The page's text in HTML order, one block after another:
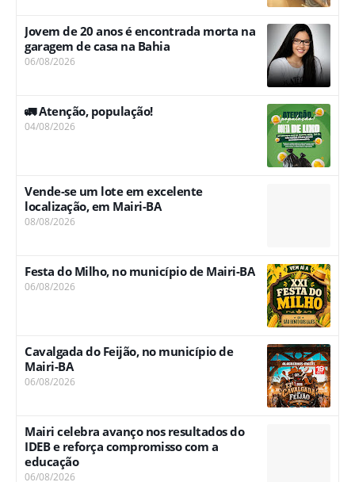
Jovem de 20 anos é encontrada morta na
garagem de casa na Bahia
06/08/2026
🚛 Atenção, população!
04/08/2026
Vende-se um lote em excelente
localização, em Mairi-BA
08/08/2026
Festa do Milho, no município de Mairi-BA
06/08/2026
Cavalgada do Feijão, no município de
Mairi-BA
06/08/2026
Mairi celebra avanço nos resultados do
IDEB e reforça compromisso com a
educação
06/08/2026